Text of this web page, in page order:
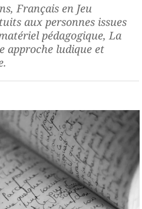
Français en Jeu
aux personnes issues
pédagogique, La
approche ludique et